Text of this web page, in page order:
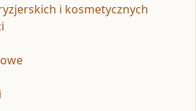
i kosmetycznych